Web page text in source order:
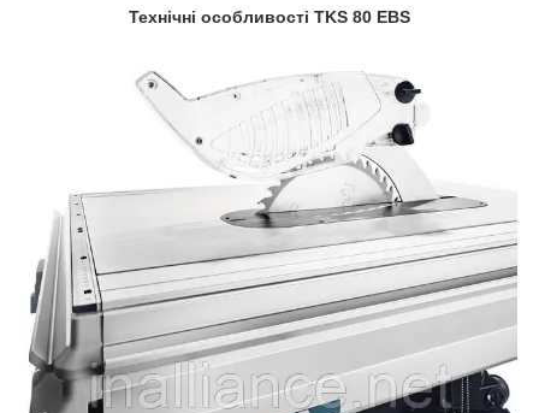
Технічні особливості TKS 80 EBS